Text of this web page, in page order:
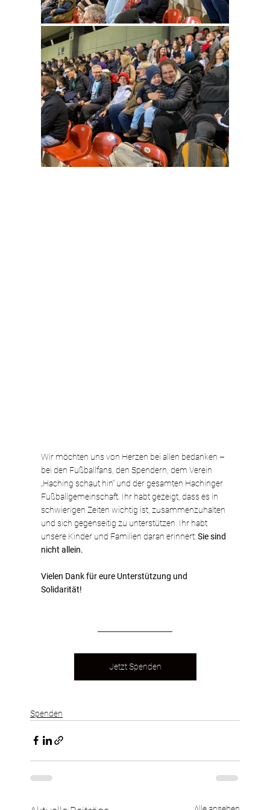
Wir möchten uns von Herzen bei allen bedanken –
bei den Fußballfans, den Spendern, dem Verein
„Haching schaut hin“ und der gesamten Hachinger
Fußballgemeinschaft. Ihr habt gezeigt, dass es in
schwierigen Zeiten wichtig ist, zusammenzuhalten
und sich gegenseitig zu unterstützen. Ihr habt
unsere Kinder und Familien daran erinnert: Sie sind
nicht allein.
Vielen Dank für eure Unterstützung und
Solidarität!
Jetzt Spenden
Spenden